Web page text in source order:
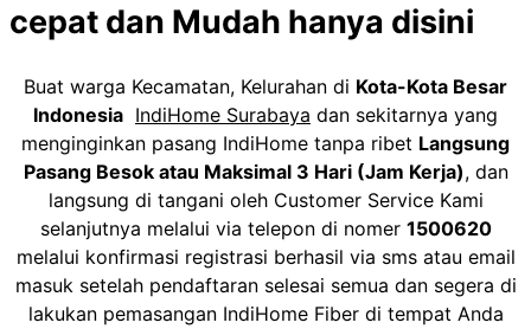
cepat dan Mudah hanya disini
Buat warga Kecamatan, Kelurahan di Kota-Kota Besar
Indonesia IndiHome Surabaya dan sekitarnya yang
menginginkan pasang IndiHome tanpa ribet Langsung
Pasang Besok atau Maksimal 3 Hari (Jam Kerja), dan
langsung di tangani oleh Customer Service Kami
selanjutnya melalui via telepon di nomer 1500620
melalui konfirmasi registrasi berhasil via sms atau email
masuk setelah pendaftaran selesai semua dan segera di
lakukan pemasangan IndiHome Fiber di tempat Anda